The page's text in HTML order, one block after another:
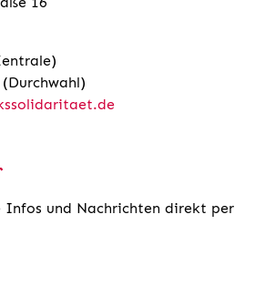
Infos und Nachrichten direkt per